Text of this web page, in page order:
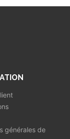
générales de